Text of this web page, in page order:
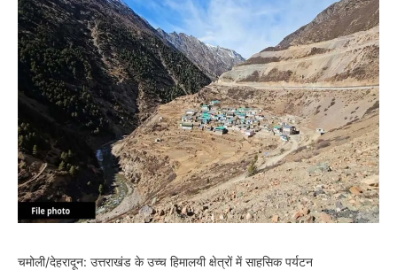
चमोली/देहरादून: उत्तराखंड के उच्च हिमालयी क्षेत्रों में साहसिक पर्यटन